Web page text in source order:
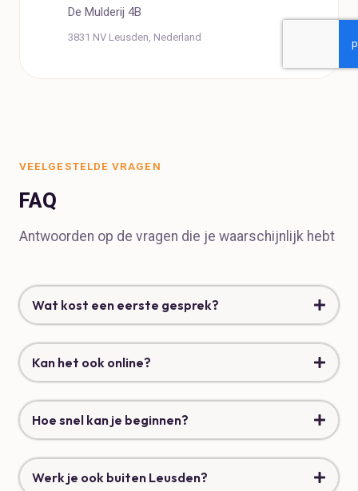
De Mulderij 4B
3831 NV Leusden, Nederland
VEELGESTELDE VRAGEN
FAQ
Antwoorden op de vragen die je waarschijnlijk hebt
Wat kost een eerste gesprek?
Kan het ook online?
Hoe snel kan je beginnen?
Werk je ook buiten Leusden?